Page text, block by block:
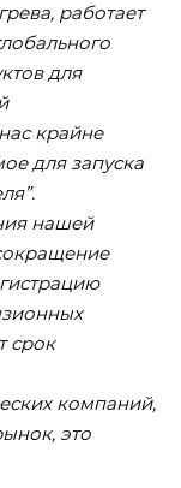
работает
для
крайне
для запуска
нашей
срок
компаний,
это